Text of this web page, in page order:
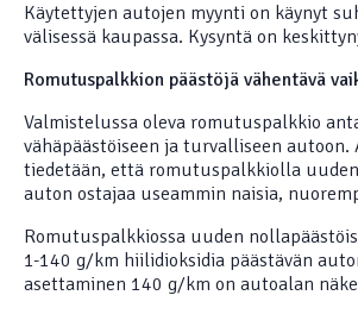
Käytettyjen autojen myynti on käynyt
välisessä kaupassa. Kysyntä on
Romutuspalkkion päästöjä vähentävä
Valmistelussa oleva romutuspalkkio
vähäpäästöiseen ja turvalliseen
tiedetään, että romutuspalkkiolla
auton ostajaa useammin naisia,
Romutuspalkkiossa uuden
1-140 g/km hiilidioksidia päästävän
asettaminen 140 g/km on autoalan